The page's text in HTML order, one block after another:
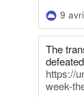
9
The
https://
week-